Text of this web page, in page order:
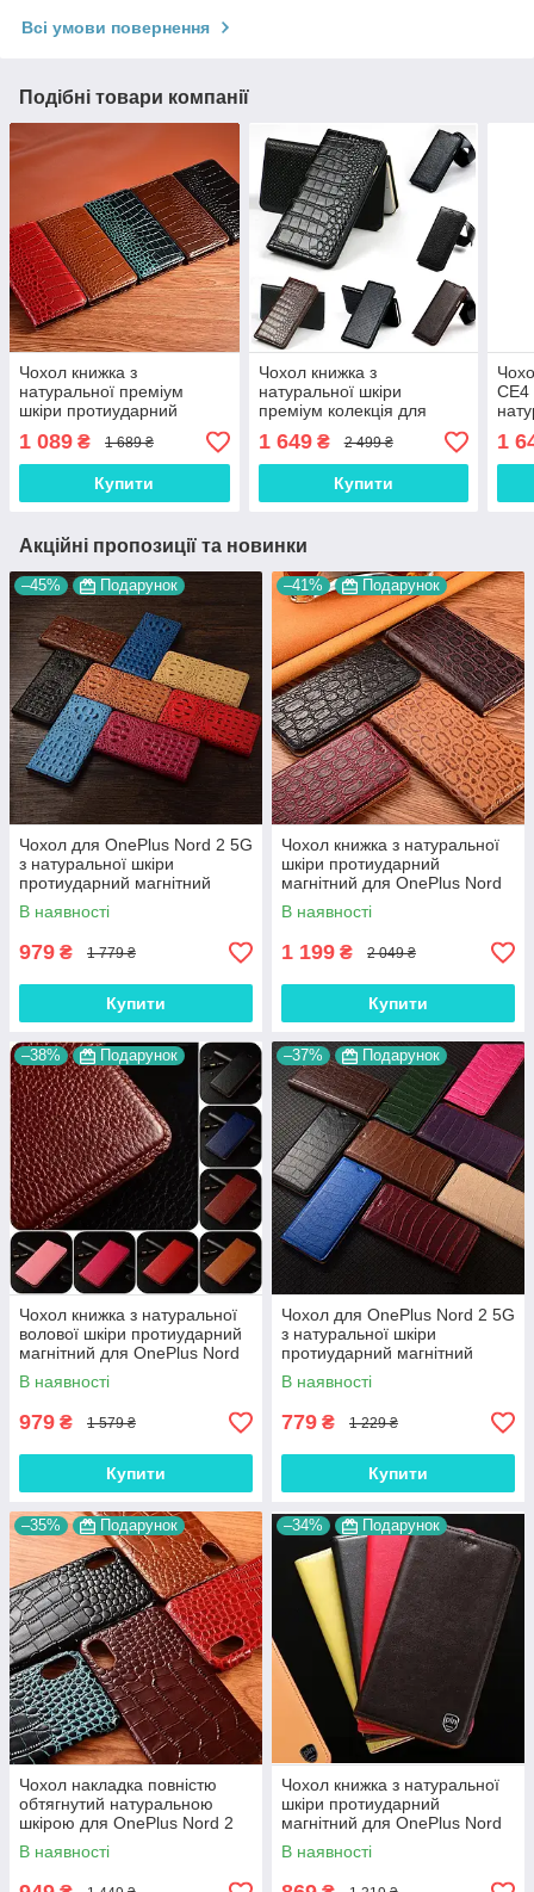
Всі умови повернення
Подібні товари компанії
Чохол книжка з
натуральної преміум
шкіри протиударний
магнітний для OnePlus
Nord CE 2 Lite 5G
"CROCODILE"
1 089 ₴ 1 689 ₴
Купити
Чохол книжка з
натуральної шкіри
преміум колекція для
OnePlus Nord N100
"SIGNATURE"
1 649₴ 2 499 ₴
Купити
CE4
1
Акційні пропозиції та новинки
–45% Подарунок
Чохол для OnePlus Nord 2 5G
з натуральної шкіри
протиударний магнітний
книжка з підставкою
"CROCOHEAD"
В наявності
979 ₴ 1 779 ₴
Купити
–41% Подарунок
Чохол книжка з натуральної
шкіри протиударний
магнітний для OnePlus Nord
2 5G "JACOSA"
В наявності
1 199 ₴ 2 049 ₴
Купити
–38% Подарунок
Чохол книжка з натуральної
волової шкіри протиударний
магнітний для OnePlus Nord
2 5G "BULL"
В наявності
979 ₴ 1 579 ₴
Купити
–37% Подарунок
Чохол для OnePlus Nord 2 5G
з натуральної шкіри
протиударний магнітний
книжка з підставкою "LUXOR"
В наявності
779 ₴ 1 229 ₴
Купити
–35% Подарунок
Чохол накладка повністю
обтягнутий натуральною
шкірою для OnePlus Nord 2
5G "SIGNATURE"
В наявності
–34% Подарунок
Чохол книжка з натуральної
шкіри протиударний
магнітний для OnePlus Nord
2 5G "CLASIC"
В наявності